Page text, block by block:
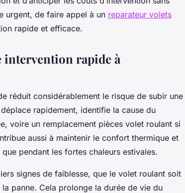
urgent, de faire appel à un reparateur volets
rapide et efficace.
intervention rapide à
réduit considérablement le risque de subir une
rapidement, identifie la cause du
voire un remplacement pièces volet roulant si
aussi à maintenir le confort thermique et
pendant les fortes chaleurs estivales.
signes de faiblesse, que le volet roulant soit
panne. Cela prolonge la durée de vie du